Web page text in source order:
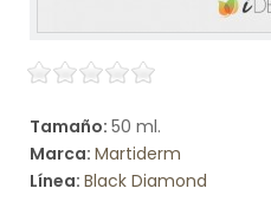
Tamaño: 50 ml.
Marca: Martiderm
Línea: Black Diamond